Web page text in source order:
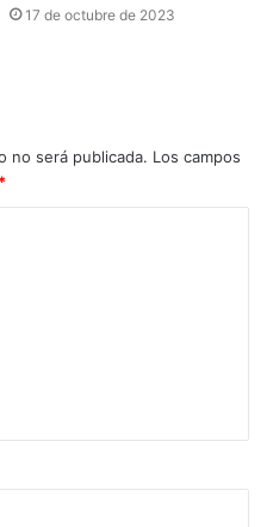
17 de octubre de 2023
no será publicada. Los campos
*